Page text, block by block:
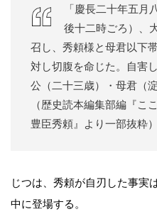
「慶長二十年五
後十二時ごろ）、
召し、秀頼様と母君以下
対し切腹を命じた。自害
公（二十三歳）・母君（
（歴史読本編集部編『こ
豊臣秀頼』より一部抜粋）
じつは、秀頼が自刃した事実
中に登場する。